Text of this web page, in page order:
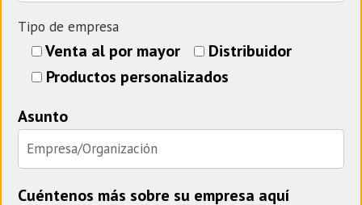
Tipo de empresa
Venta al por mayor
Distribuidor
Productos personalizados
Asunto
Cuéntenos más sobre su empresa aquí